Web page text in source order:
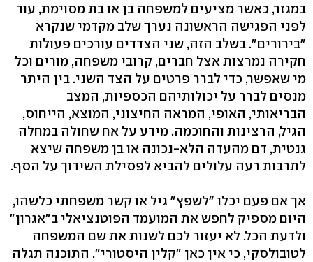
במגזר, כאשר מציעים למשפחה בן או בת מסוימת, עוד
לפני הפגישה הראשונה נערך שלב מקדמי שנקרא
"בירורים". בשלב הזה, שני הצדדים עורכים פעולות
חקירה נמרצות אצל חברים, קרובי משפחה, מורים וכל
מי שאפשר, כדי לברר פרטים על הצד השני. בין היתר
מנסים לברר על יכולותיהם הכספיות, המצב
הבריאותי, האופי, המראה החיצוני, המוצא, הייחוס,
הגיל, הרצינות והחוכמה. מידע על אח שחולה במחלה
גנטית, דם מהעדה הלא-נכונה או בן משפחה שיצא
לתרבות רעה עלולים להביא לפסילת השידוך על הסף.
אך אם פעם יכלו "לשפץ" גיל או קשר משפחתי כלשהו,
היום מספיק לחפש את המועמד הפוטנציאלי ב"אגרון"
ולדעת הכל. לא יעזור לכם לשנות את שם המשפחה
לטובולסקי, כי אין כאן "קלין היסטורי". התוכנה תגלה